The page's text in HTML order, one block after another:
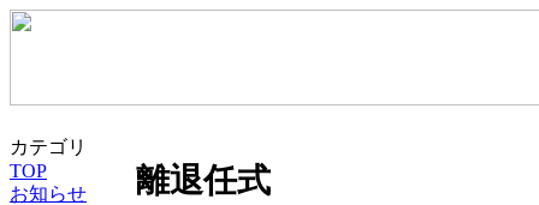
カテゴリ
TOP
お知らせ
離退任式